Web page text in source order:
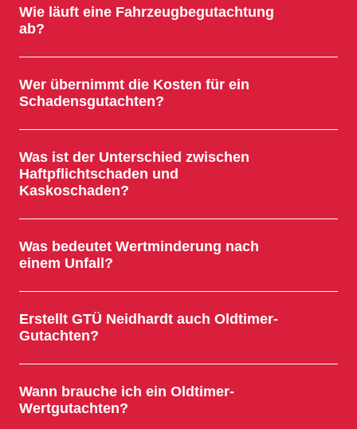
Wie läuft eine Fahrzeugbegutachtung
ab?
Wer übernimmt die Kosten für ein
Schadensgutachten?
Was ist der Unterschied zwischen
Haftpflichtschaden und
Kaskoschaden?
Was bedeutet Wertminderung nach
einem Unfall?
Erstellt GTÜ Neidhardt auch Oldtimer-
Gutachten?
Wann brauche ich ein Oldtimer-
Wertgutachten?